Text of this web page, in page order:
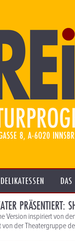
DELIKATESSEN
PRÄSENTIERT:
Version inspiriert von
der Theatergruppe